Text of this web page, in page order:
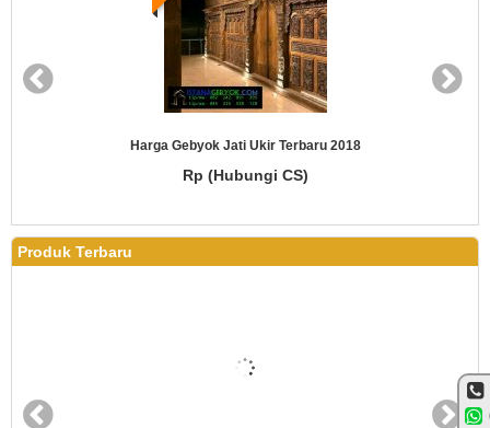
Harga Gebyok Jati Ukir Terbaru 2018
Rp (Hubungi CS)
Produk Terbaru